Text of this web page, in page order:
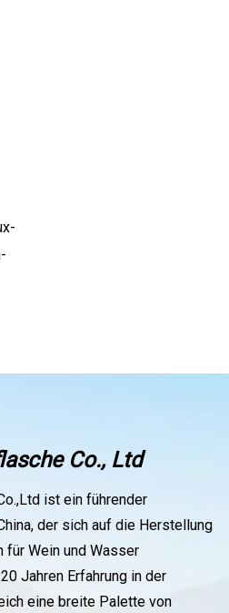
Co., Ltd
ist ein führender
der sich auf die Herstellung
für Wein und Wasser
Jahren Erfahrung in der
eine breite Palette von